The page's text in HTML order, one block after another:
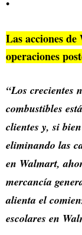
Las acciones
operaciones
“Los crecientes
combustibles
clientes y, si
eliminando las
en Walmart,
mercancía
alienta el
escolares en